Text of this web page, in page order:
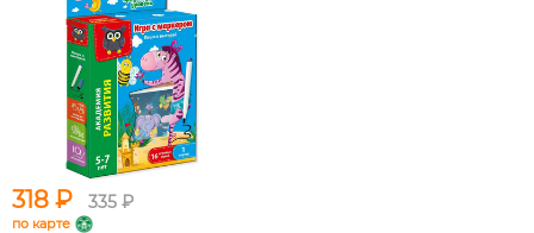
318 ₽ 335 ₽
по карте